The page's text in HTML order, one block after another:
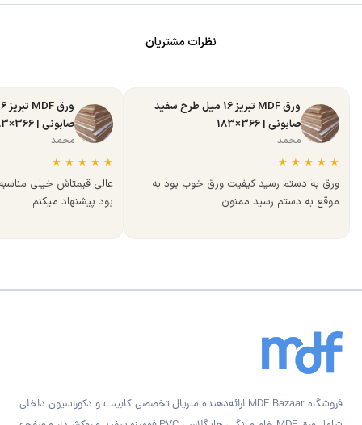
نظرات مشتریان
ورق MDF تبریز 16 میل طرح سفید
صابونی | 366×183
محمد
★
★
★
★
★
ورق به دستم رسید کیفیت ورق خوب بود به
موقع به دستم رسید ممنون
صابونی | 366×183
محمد
★
★
★
★
★
عالی قیمتاش خیلی
بود پیشنهاد میکنم
فروشگاه MDF Bazaar ارائه‌دهنده متریال تخصصی کابینت و دکوراسیون داخلی